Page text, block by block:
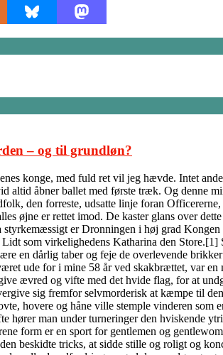
– og til grundløn?
konge, med fuld ret vil jeg hævde. Intet
altid åbner ballet med første træk. Og denne
den forreste, udsatte linje foran
øjne er rettet imod. De kaster glans over
styrkemæssigt er Dronningen i høj grad
som virkelighedens Katharina den
en dårlig taber og feje de overlevende
ude for i mine 58 år ved skakbrættet, var
ævred og vifte med det hvide flag, for at
sig fremfor selvmorderisk at kæmpe til
hovere og håne ville stemple vinderen som
hører man under turneringer den hviskende
form er en sport for gentlemen og
beskidte tricks, at sidde stille og roligt og